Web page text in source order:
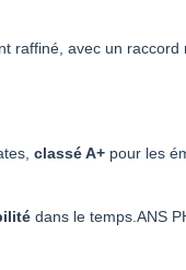
raffiné, avec un
classé A+ pour les
dans le temps.ANS